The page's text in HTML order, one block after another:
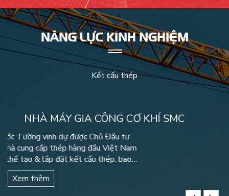
NĂNG LỰC KINH NGHIỆM
Kết cấu thép
Nhà máy nước
NHÀ MÁY GIA CÔNG CƠ KHÍ SMC
Cơ khí Hà Giang Phước Tường vinh dự được Chủ Đầu tư
Công ty Thép SMC – Nhà cung cấp thép hàng đầu Việt Nam
tín nhiệm giao gói thầu chế tạo & lắp đặt kết cấu thép, bao
che cho “Nhà máy gia công cơ khí SMC” tại Khu Công nghiệp
Hòa Cầm – […]
Xem thêm